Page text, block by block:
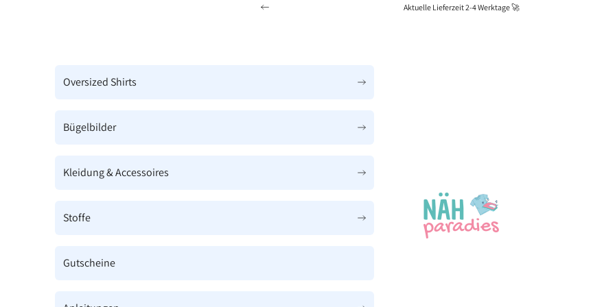
Zurück Aktuelle Lieferzeit 2-4 Werktage 🚀
Näh-Paradies
Oversized Shirts
Bügelbilder
Kleidung & Accessoires
Stoffe
Gutscheine